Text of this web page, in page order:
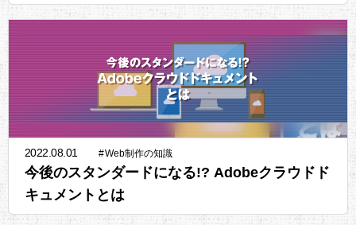
2022.08.01 #Web制作の知識
今後のスタンダードになる!? Adobeクラウドド
キュメントとは